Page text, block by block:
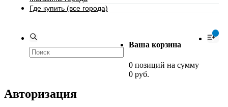
Где купить (все города)
Ваша корзина
0 позиций на сумму
0 руб.
0
Авторизация